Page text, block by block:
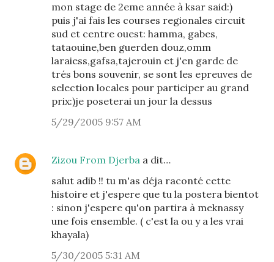
mon stage de 2eme année à ksar said:)
puis j'ai fais les courses regionales circuit
sud et centre ouest: hamma, gabes,
tataouine,ben guerden douz,omm
laraiess,gafsa,tajerouin et j'en garde de
trés bons souvenir, se sont les epreuves de
selection locales pour participer au grand
prix:)je poseterai un jour la dessus
5/29/2005 9:57 AM
Zizou From Djerba a dit…
salut adib !! tu m'as déja raconté cette
histoire et j'espere que tu la postera bientot
: sinon j'espere qu'on partira à meknassy
une fois ensemble. ( c'est la ou y a les vrai
khayala)
5/30/2005 5:31 AM